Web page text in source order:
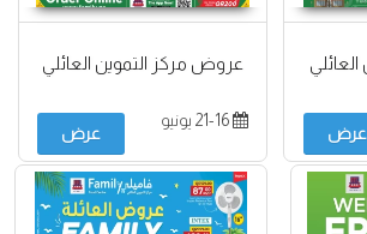
عرض
عروض مركز التموين العائلي
عرض